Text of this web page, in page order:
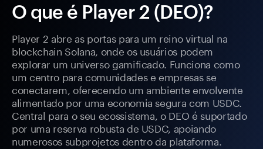
O que é Player 2 (DEO)?
Player 2 abre as portas para um reino virtual na
blockchain Solana, onde os usuários podem
explorar um universo gamificado. Funciona como
um centro para comunidades e empresas se
conectarem, oferecendo um ambiente envolvente
alimentado por uma economia segura com USDC.
Central para o seu ecossistema, o DEO é suportado
por uma reserva robusta de USDC, apoiando
numerosos subprojetos dentro da plataforma.